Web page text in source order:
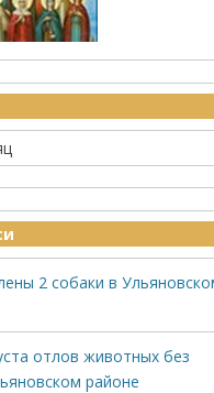
2 собаки в
отлов животных без
районе